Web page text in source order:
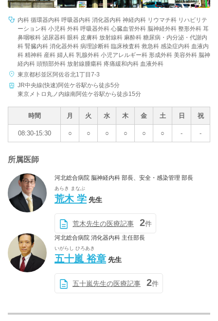
内科 循環器内科 呼吸器内科 消化器内科 神経内科 リウマチ科 リハビリテ
ーション科 小児科 外科 呼吸器外科 心臓血管外科 脳神経外科 整形外科 耳
鼻咽喉科 泌尿器科 眼科 皮膚科 放射線科 麻酔科 糖尿病・内分泌・代謝内
科 腎臓内科 消化器外科 病理診断科 臨床検査科 救急科 感染症内科 血液内
科 精神科 産科 婦人科 乳腺外科 小児アレルギー科 形成外科 美容外科 脳神
経内科 頭頸部外科 放射線腫瘍科 疼痛緩和内科 血液外科
東京都杉並区阿佐谷北1丁目7-3
JR中央線(快速)阿佐ケ谷駅から徒歩5分
東京メトロ丸ノ内線南阿佐ケ谷駅から徒歩15分
時間 月 火 水 木 金 土 日 祝
08:30-15:30 ○ ○ ○ ○ ○ ○ - -
所属医師
河北総合病院 脳神経内科 部長、安全・感染管理 部長
あらき まなぶ
荒木 学 先生
荒木先生の医療記事 2件
河北総合病院 消化器内科 主任部長
いがらし ひろあき
五十嵐 裕章 先生
五十嵐先生の医療記事 2件